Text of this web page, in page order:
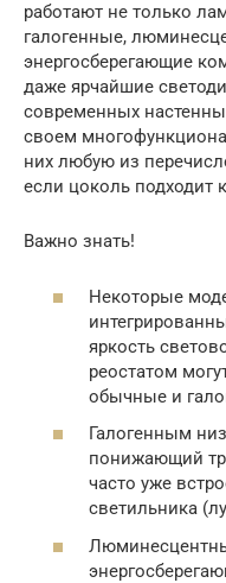
работают не только
галогенные,
энергосберегающие
даже ярчайшие
современных
своем
них любую из
если цоколь подходит
Важно знать!
Некоторые
яркость
реостатом
обычные и
Галогенным
понижающий
часто уже
светильника